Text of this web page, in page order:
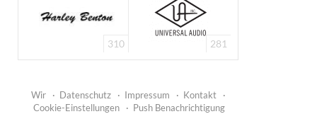
310 281
Wir · Datenschutz · Impressum · Kontakt
·
Cookie-Einstellungen
· Push Benachrichtigung